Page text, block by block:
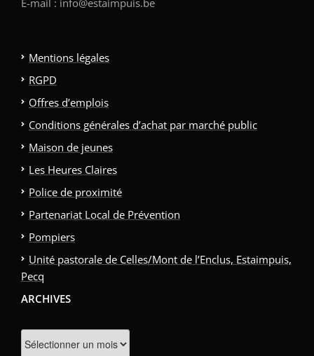
E-mail : info@estaimpuis.be
Mentions légales
RGPD
Offres d’emplois
Conditions générales d’achat par marché public
Maison de jeunes
Les Heures Claires
Police de proximité
Partenariat Local de Prévention
Pompiers
Unité pastorale de Celles/Mont de l’Enclus, Estaimpuis,
Pecq
ARCHIVES
Archives